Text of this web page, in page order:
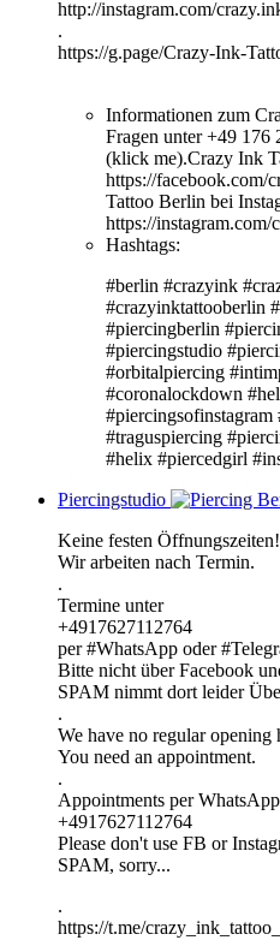
http://instagram.com/
.
https://g.page/Crazy-Ink-
Informationen zum
Fragen unter +49 176
(klick me).Crazy Ink
https://facebook.com/
Tattoo Berlin bei
https://
Hashtags:
#berlin #crazyink
#crazyinktattooberlin
#piercingberlin
#piercingstudio
#orbitalpiercing
#coronalockdown
#traguspiercing
#helix #piercedgirl
Piercingstudio
Keine festen Öffnungszeiten!
Wir arbeiten nach Termin.
.
Termine unter
+4917627112764
per #WhatsApp oder
Bitte nicht über Facebook
SPAM nimmt dort leider
.
We have no regular opening
You need an appointment.
.
Appointments per
+4917627112764
Please don't use FB or
SPAM, sorry...
.
https://t.me/